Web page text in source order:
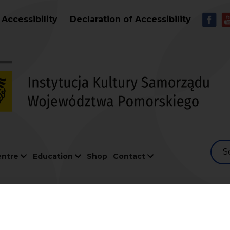
Accessibility Declaration of Accessibility
Education Shop Contact